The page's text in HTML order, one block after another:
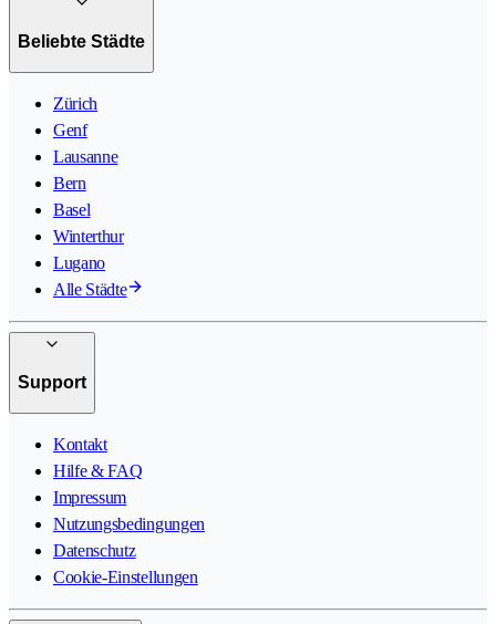
Beliebte Städte
Zürich
Genf
Lausanne
Bern
Basel
Winterthur
Lugano
Alle Städte
Support
Kontakt
Hilfe & FAQ
Impressum
Nutzungsbedingungen
Datenschutz
Cookie-Einstellungen